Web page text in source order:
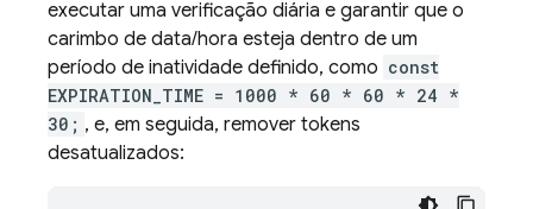
executar uma verificação diária e garantir que o
carimbo de data/hora esteja dentro de um
período de inatividade definido, como const
EXPIRATION_TIME = 1000 * 60 * 60 * 24 *
30; , e, em seguida, remover tokens
desatualizados: